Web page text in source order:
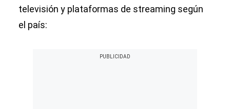
televisión y plataformas de streaming según
el país: